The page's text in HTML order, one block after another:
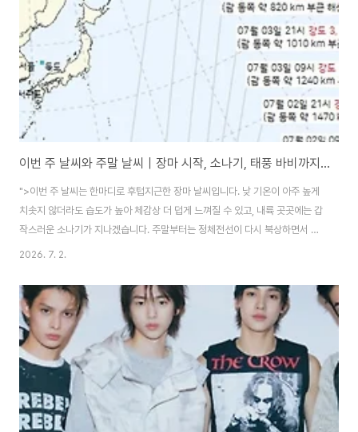
직접 영향 줄까?​현재 예보만 보면 태풍 바비가 곧바로 한반도를 향해 북상한다
고 단정..
이번 주 날씨와 주말 날씨｜장마 시작, 소나기, 태풍 바비까지 변수
">이번 주 날씨는 한마디로 후텁지근한 장마 날씨입니다. 낮 기온이 아주 높게
치솟지 않더라도 습도가 높아 체감상 더 덥게 느껴질 수 있고, 내륙 곳곳에는 갑
작스러운 소나기가 지나겠습니다. 주말부터는 정체전선이 다시 북상하면서 제
주와 남부지방을 시작으로 전국에 장맛비가 확대될 전망입니다. 기상청 설명에
격적으로 시작됐습니다. 당분간은 흐리거나 비가 오는 날이 많겠고, 북태평양
고기압의 확장 정도에 따라 정체전선 위치가 달라지면서 비 오는 지역과 강수
량도 변동될 수 있습니다.오늘과 내일 날씨, 내륙 곳곳 소나기장맛비가 잠시 소
강상태를 보이는 지역도 있지만, 대기 불안정으로 인해 내륙 곳곳에는 소나기
가 내리겠습니다. 특히 습도가 높..
2026. 7. 2.